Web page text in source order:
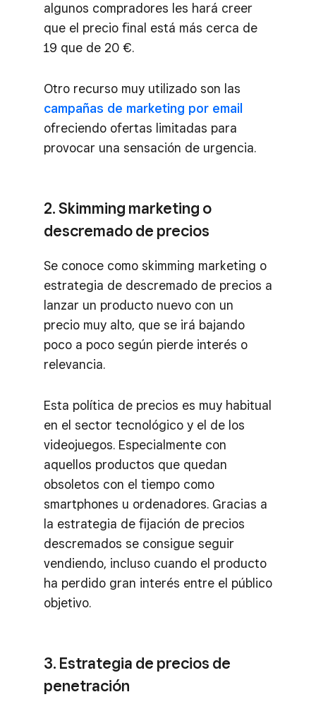
algunos compradores les hará creer
que el precio final está más cerca de
19 que de 20 €.
Otro recurso muy utilizado son las
campañas de marketing por email
ofreciendo ofertas limitadas para
provocar una sensación de urgencia.
2. Skimming marketing o
descremado de precios
Se conoce como skimming marketing o
estrategia de descremado de precios a
lanzar un producto nuevo con un
precio muy alto, que se irá bajando
poco a poco según pierde interés o
relevancia.
Esta política de precios es muy habitual
en el sector tecnológico y el de los
videojuegos. Especialmente con
aquellos productos que quedan
obsoletos con el tiempo como
smartphones u ordenadores. Gracias a
la estrategia de fijación de precios
descremados se consigue seguir
vendiendo, incluso cuando el producto
ha perdido gran interés entre el público
objetivo.
3. Estrategia de precios de
penetración